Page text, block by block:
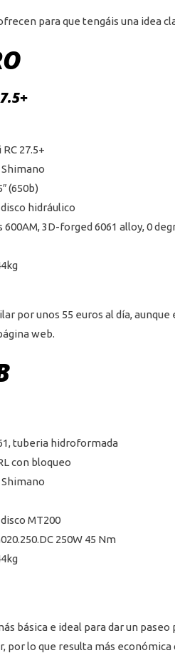
para que tengáis una idea
27.5+
(650b)
hidráulico
3D-forged 6061 alloy, 0
por unos 55 euros al día,
web.
tuberia hidroformada
con bloqueo
MT200
250W 45 Nm
básica e ideal para dar un
por lo que resulta más económica